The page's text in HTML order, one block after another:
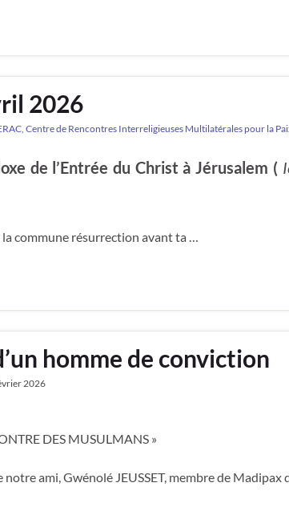
2026
Centre de Rencontres Interreligieuses Multilatérales pour la
de l’Entrée du Christ à Jérusalem (
commune résurrection avant ta …
homme de conviction
2026
DES MUSULMANS »
notre ami, Gwénolé JEUSSET, membre de